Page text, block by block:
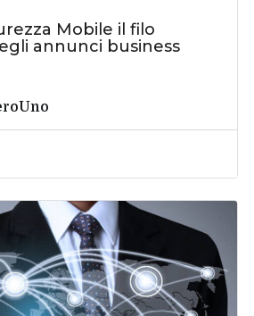
Mobile il filo
annunci business